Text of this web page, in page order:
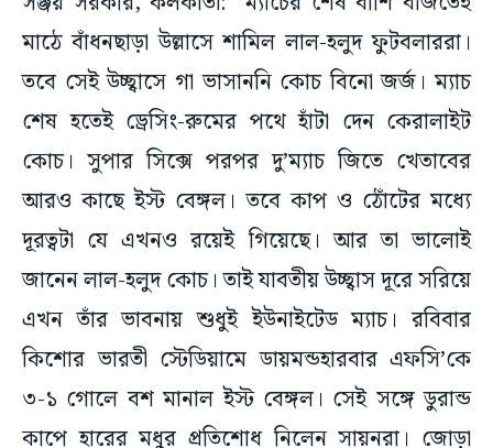
মাঠে বাঁধনছাড়া উল্লাসে শামিল লাল-হলুদ ফুটবলাররা।
তবে সেই উচ্ছ্বাসে গা ভাসাননি কোচ বিনো জর্জ। ম্যাচ
শেষ হতেই ড্রেসিং-রুমের পথে হাঁটা দেন কেরালাইট
কোচ। সুপার সিক্সে পরপর দু’ম্যাচ জিতে খেতাবের
আরও কাছে ইস্ট বেঙ্গল। তবে কাপ ও ঠোঁটের মধ্যে
দূরত্বটা যে এখনও রয়েই গিয়েছে। আর তা ভালোই
জানেন লাল-হলুদ কোচ। তাই যাবতীয় উচ্ছ্বাস দূরে সরিয়ে
এখন তাঁর ভাবনায় শুধুই ইউনাইটেড ম্যাচ। রবিবার
কিশোর ভারতী স্টেডিয়ামে ডায়মন্ডহারবার এফসি’কে
৩-১ গোলে বশ মানাল ইস্ট বেঙ্গল। সেই সঙ্গে ডুরান্ড
কাপে হারের মধুর প্রতিশোধ নিলেন সায়নরা। জোড়া